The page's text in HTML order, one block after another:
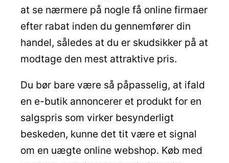
at se nærmere på nogle få online firmaer
efter rabat inden du gennemfører din
handel, således at du er skudsikker på at
modtage den mest attraktive pris.
Du bør bare være så påpasselig, at ifald
en e-butik annoncerer et produkt for en
salgspris som virker besynderligt
beskeden, kunne det tit være et signal
om en uægte online webshop. Køb med